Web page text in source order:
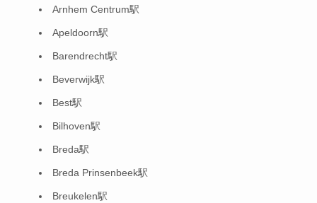
Arnhem Centrum駅
Apeldoorn駅
Barendrecht駅
Beverwijk駅
Best駅
Bilhoven駅
Breda駅
Breda Prinsenbeek駅
Breukelen駅